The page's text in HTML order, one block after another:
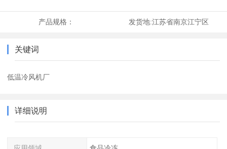
产品规格： 发货地:江苏省南京江宁区
关键词
低温冷风机厂
详细说明